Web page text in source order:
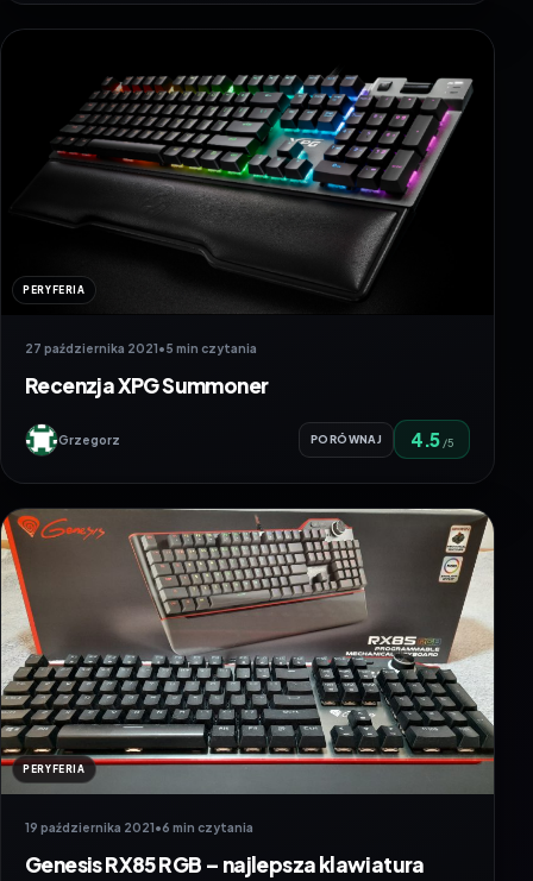
PERYFERIA
27 października 2021•5 min czytania
Recenzja XPG Summoner
Grzegorz PORÓWNAJ 4.5 /5
PERYFERIA
19 października 2021•6 min czytania
Genesis RX85 RGB – najlepsza klawiatura